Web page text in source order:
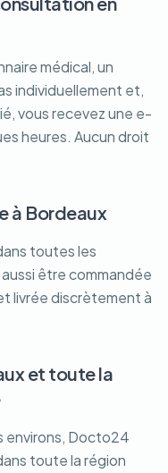
médical, un
individuellement et,
vous recevez une e-
heures. Aucun droit
à Bordeaux
toutes les
être commandée
livrée discrètement à
et toute la
environs, Docto24
toute la région